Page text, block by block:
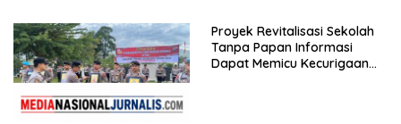
Terhadap Wartawan Diminta
APH Lidik Anggaran
Proyek Revitalisasi Sekolah
Tanpa Papan Informasi
Dapat Memicu Kecurigaan